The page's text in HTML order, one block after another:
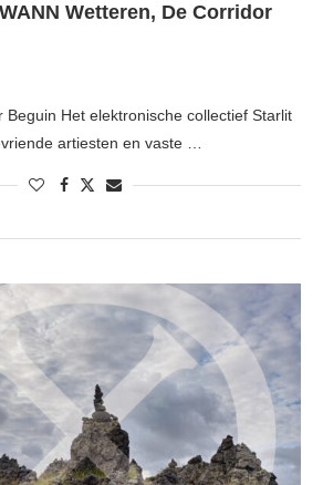
Wetteren, De Corridor
Beguin Het elektronische collectief Starlit
artiesten en vaste …